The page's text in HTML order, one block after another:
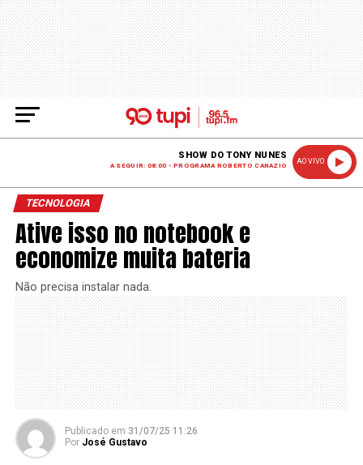
SHOW DO TONY NUNES
A SEGUIR: 08:00 - PROGRAMA ROBERTO CANAZIO
AO VIVO
TECNOLOGIA
Ative isso no notebook e
economize muita bateria
Não precisa instalar nada.
Publicado em 31/07/25 11:26
Por José Gustavo